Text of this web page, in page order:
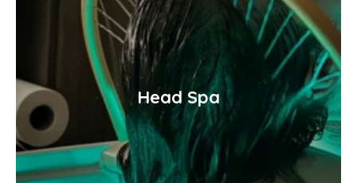
Head Spa